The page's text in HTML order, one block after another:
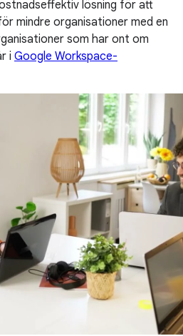
lösning för att
mindre organisationer med en
som har ont om
i Google Workspace-